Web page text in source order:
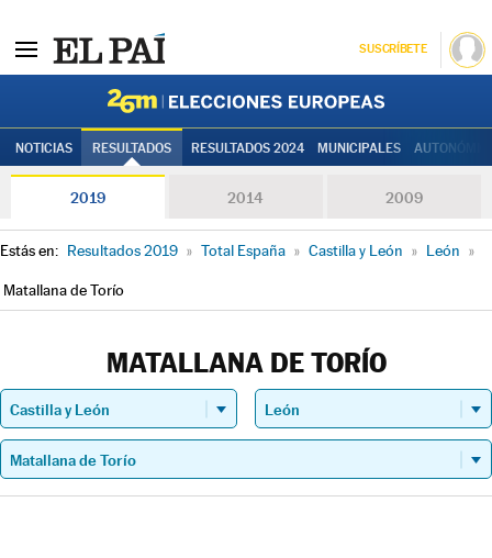
SUSCRÍBETE
NOTICIAS RESULTADOS RESULTADOS 2024 MUNICIPALES
2019 2014 2009
Estás en: Resultados 2019 » Total España » Castilla y León » León »
Matallana de Torío
MATALLANA DE TORÍO